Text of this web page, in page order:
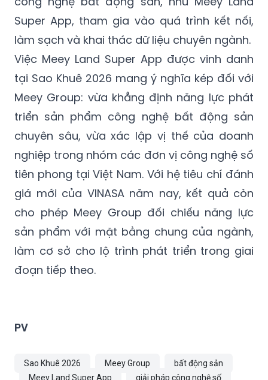
làm sạch và khai thác dữ liệu chuyên ngành.
Việc Meey Land Super App được vinh danh
tại Sao Khuê 2026 mang ý nghĩa kép đối với
Meey Group: vừa khẳng định năng lực phát
triển sản phẩm công nghệ bất động sản
chuyên sâu, vừa xác lập vị thế của doanh
nghiệp trong nhóm các đơn vị công nghệ số
tiên phong tại Việt Nam. Với hệ tiêu chí đánh
giá mới của VINASA năm nay, kết quả còn
cho phép Meey Group đối chiếu năng lực
sản phẩm với mặt bằng chung của ngành,
làm cơ sở cho lộ trình phát triển trong giai
đoạn tiếp theo.
Sao Khuê 2026